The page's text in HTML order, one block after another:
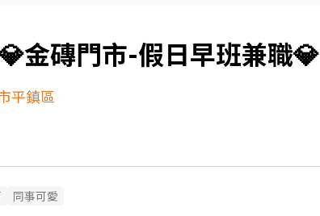
金磚門市-假日早班兼職💎
平鎮區
同事可愛